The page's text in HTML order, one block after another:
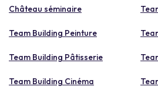
Château séminaire
Team Building Peinture
Team Building Pâtisserie
Team Building Cinéma